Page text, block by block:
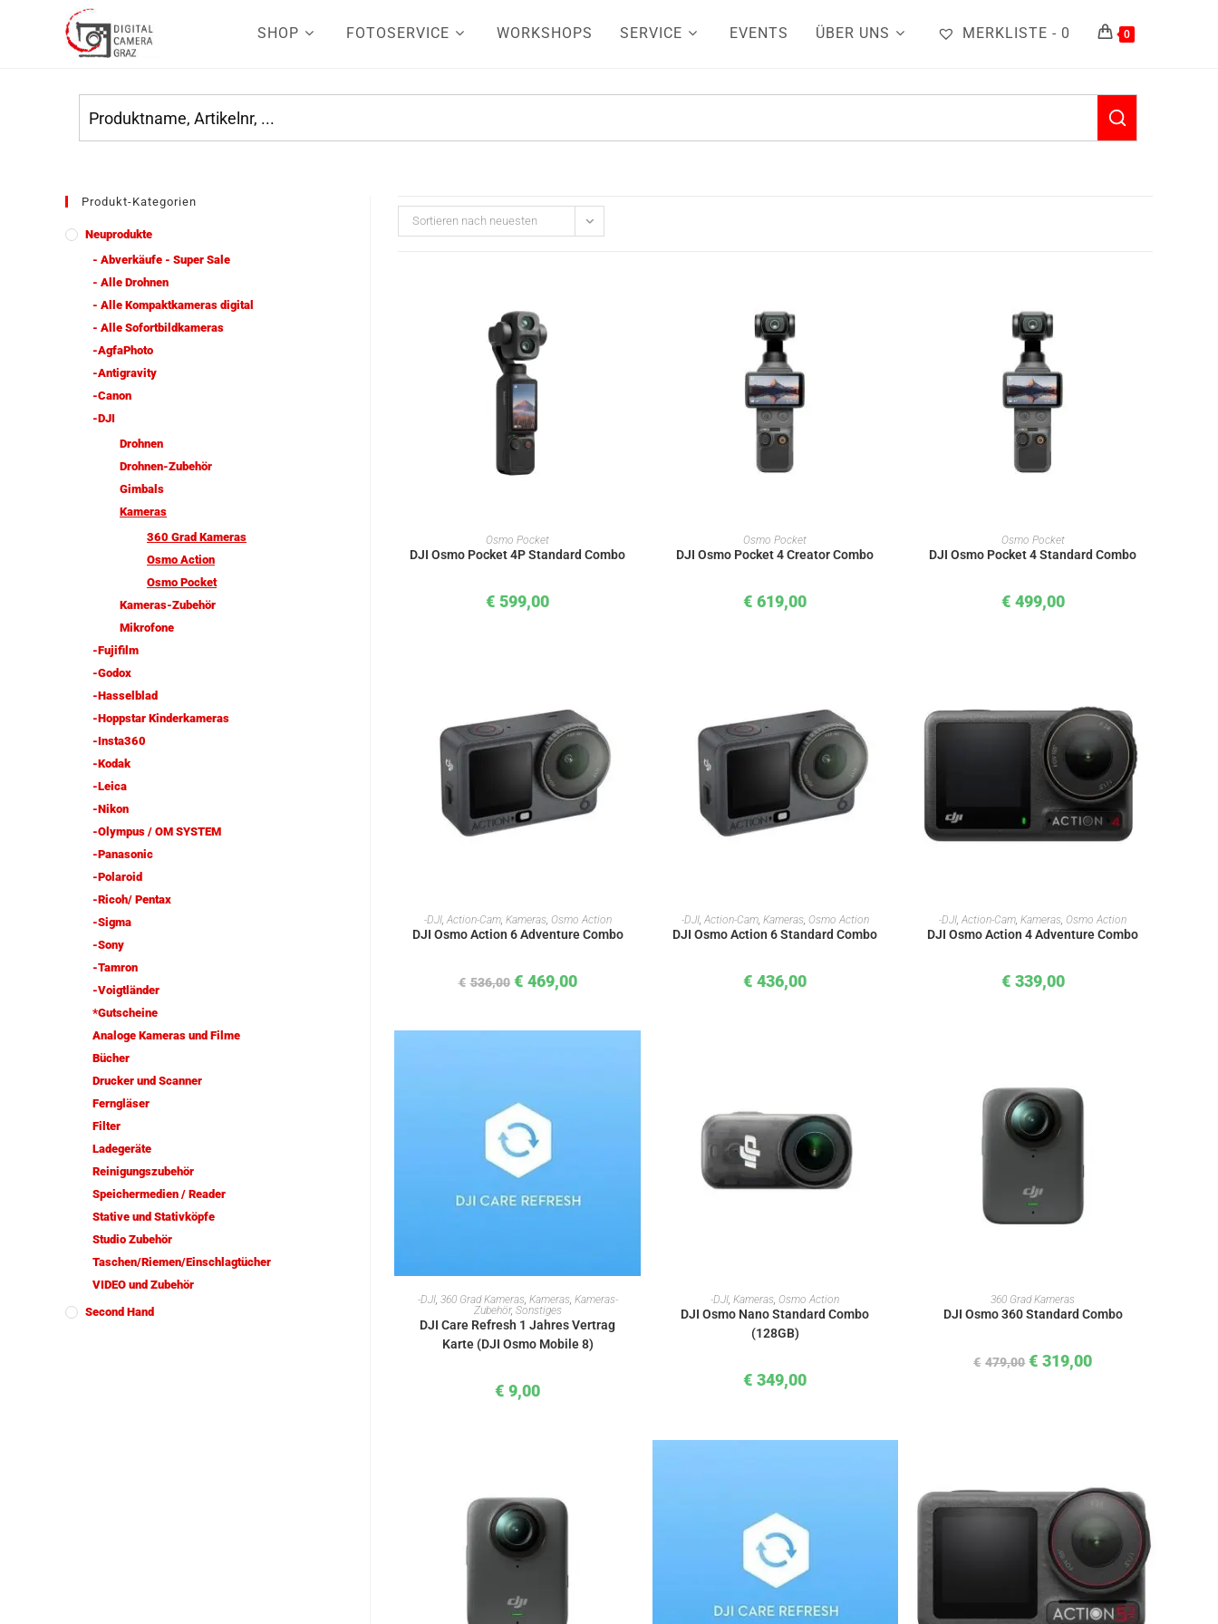
SHOP FOTOSERVICE WORKSHOPS SERVICE EVENTS ÜBER UNS MERKLISTE - 0 0
Produkt-Kategorien
Neuprodukte
- Abverkäufe - Super Sale
- Alle Drohnen
- Alle Kompaktkameras digital
- Alle Sofortbildkameras
-AgfaPhoto
-Antigravity
-Canon
-DJI
Drohnen
Drohnen-Zubehör
Gimbals
Kameras
360 Grad Kameras
Osmo Action
Osmo Pocket
Kameras-Zubehör
Mikrofone
-Fujifilm
-Godox
-Hasselblad
-Hoppstar Kinderkameras
-Insta360
-Kodak
-Leica
-Nikon
-Olympus / OM SYSTEM
-Panasonic
-Polaroid
-Ricoh/ Pentax
-Sigma
-Sony
-Tamron
-Voigtländer
*Gutscheine
Analoge Kameras und Filme
Bücher
Drucker und Scanner
Ferngläser
Filter
Ladegeräte
Reinigungszubehör
Speichermedien / Reader
Stative und Stativköpfe
Studio Zubehör
Taschen/Riemen/Einschlagtücher
VIDEO und Zubehör
Second Hand
Sortieren nach neuesten
IN DEN WARENKORB
Osmo Pocket
DJI Osmo Pocket 4P Standard Combo
€ 599,00
IN DEN WARENKORB
Osmo Pocket
DJI Osmo Pocket 4 Creator Combo
€ 619,00
IN DEN WARENKORB
Osmo Pocket
DJI Osmo Pocket 4 Standard Combo
€ 499,00
IN DEN WARENKORB
-DJI, Action-Cam, Kameras, Osmo Action
DJI Osmo Action 6 Adventure Combo
€ 536,00 € 469,00
IN DEN WARENKORB
-DJI, Action-Cam, Kameras, Osmo Action
DJI Osmo Action 6 Standard Combo
€ 436,00
IN DEN WARENKORB
-DJI,Action-Cam,Kameras,Osmo Action
DJI Osmo Action 4 Adventure Combo
€ 339,00
IN DEN WARENKORB
-DJI, 360 Grad Kameras, Kameras, Kameras-
Zubehör, Sonstiges
DJI Care Refresh 1 Jahres Vertrag
Karte (DJI Osmo Mobile 8)
€ 9,00
IN DEN WARENKORB
-DJI,Kameras,Osmo Action
DJI Osmo Nano Standard Combo
(128GB)
€ 349,00
IN DEN WARENKORB
360 Grad Kameras
DJI Osmo 360 Standard Combo
€ 479,00 € 319,00